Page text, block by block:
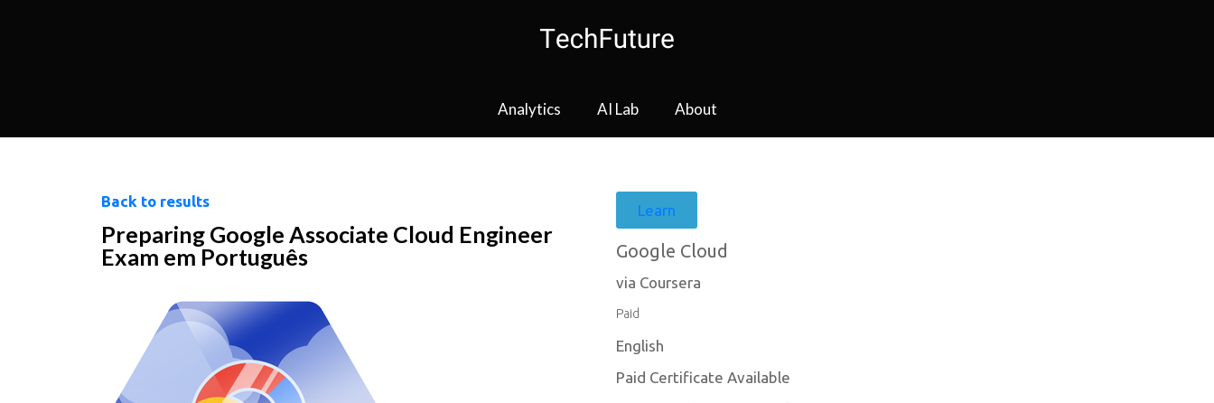
Analytics AI Lab About
Back to results
Preparing Google Associate Cloud Engineer
Exam em Português
Learn
Google Cloud
via Coursera
Paid
English
Paid Certificate Available